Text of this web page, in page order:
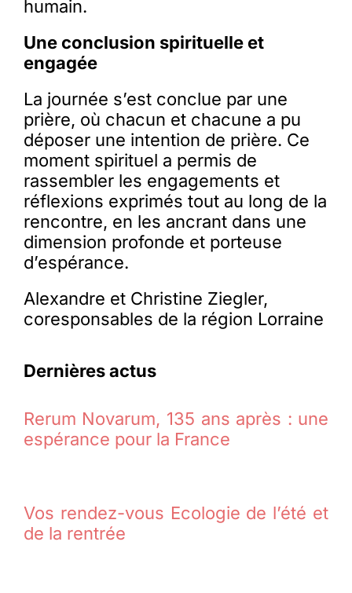
humain.
Une conclusion spirituelle et
engagée
La journée s’est conclue par une
prière, où chacun et chacune a pu
déposer une intention de prière. Ce
moment spirituel a permis de
rassembler les engagements et
réflexions exprimés tout au long de la
rencontre, en les ancrant dans une
dimension profonde et porteuse
d’espérance.
Alexandre et Christine Ziegler,
coresponsables de la région Lorraine
Dernières actus
Rerum Novarum, 135 ans après : une
espérance pour la France
Vos rendez-vous Ecologie de l’été et
de la rentrée